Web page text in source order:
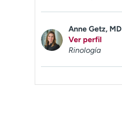
Anne Getz, MD
Ver perfil
Rinología